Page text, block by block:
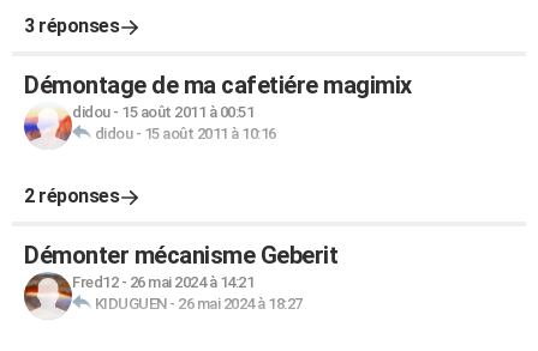
3 réponses
Démontage de ma cafetiére magimix
didou- 15 août 2011 à 00:51
didou- 15 août 2011 à 10:16
2 réponses
Démonter mécanisme Geberit
Fred12- 26 mai 2024 à 14:21
KIDUGUEN- 26 mai 2024 à 18:27